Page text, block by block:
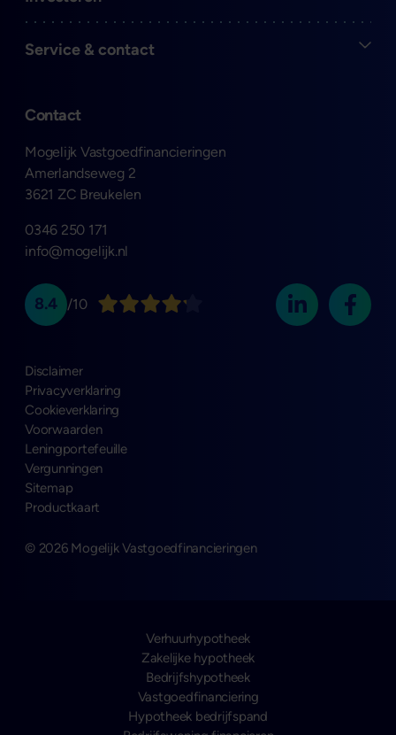
Contact
Mogelijk Vastgoedfinancieringen
Amerlandseweg 2
3621 ZC Breukelen
0346 250 171
info@mogelijk.nl
Open
Service & contact
8.4 /10
© 2026 Mogelijk Vastgoedfinancieringen
Disclaimer
Privacyverklaring
Cookieverklaring
Voorwaarden
Leningportefeuille
Vergunningen
Sitemap
Productkaart
Verhuurhypotheek
Zakelijke hypotheek
Bedrijfshypotheek
Vastgoedfinanciering
Hypotheek bedrijfspand